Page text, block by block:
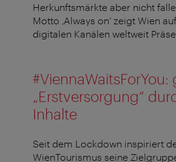
Herkunftsmärkte aber nicht
Motto ‚Always on‘ zeigt Wien
digitalen Kanälen weltweit
#ViennaWaitsForYou:
„Erstversorgung“
Inhalte
Seit dem Lockdown inspiriert
WienTourismus seine